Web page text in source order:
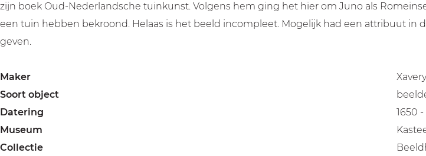
zijn boek Oud-Nederlandsche tuinkunst. Volgens hem ging het hier om Juno als
een tuin hebben bekroond. Helaas is het beeld incompleet. Mogelijk had een attribuut
geven.
Maker
Soort object
Datering
1650 -
Museum
Collectie